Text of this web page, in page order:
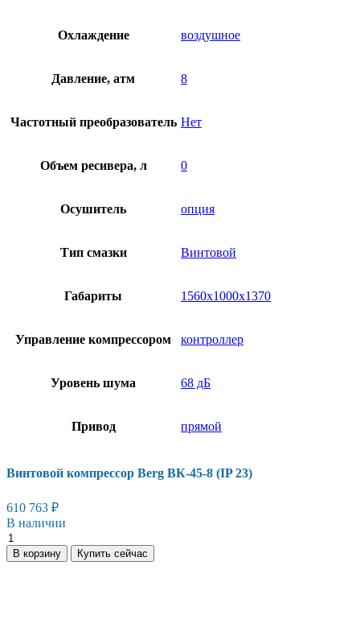
Охлаждение воздушное
Давление, атм 8
Частотный преобразователь Нет
Объем ресивера, л 0
Осушитель опция
Тип смазки Винтовой
Габариты 1560х1000х1370
Управление компрессором контроллер
Уровень шума 68 дБ
Привод прямой
Винтовой компрессор Berg ВК-45-8 (IP 23)
610 763 ₽
В наличии
В корзину Купить сейчас